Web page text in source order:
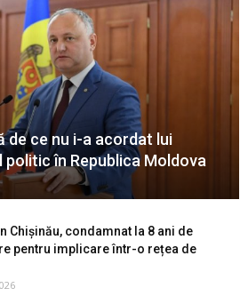
de ce nu i-a acordat lui
politic în Republica Moldova
Chișinău, condamnat la 8 ani de
pentru implicare într-o rețea de